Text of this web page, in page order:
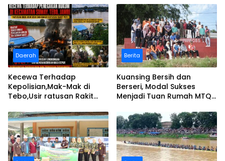
Daerah
Kecewa Terhadap
Kepolisian,Mak-Mak di
Tebo,Usir ratusan Rakit
Berita
Kuansing Bersih dan
Berseri, Modal Sukses
Menjadi Tuan Rumah MTQ